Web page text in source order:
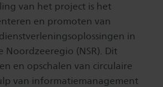
van het project is het
en promoten van
in
Noordzeeregio (NSR). Dit
en opschalen van circulaire
van informatiemanagement